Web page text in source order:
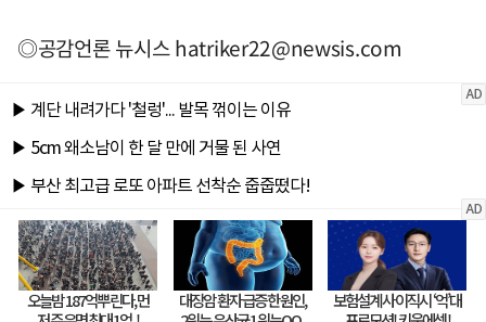
◎공감언론 뉴시스hatriker22@newsis.com